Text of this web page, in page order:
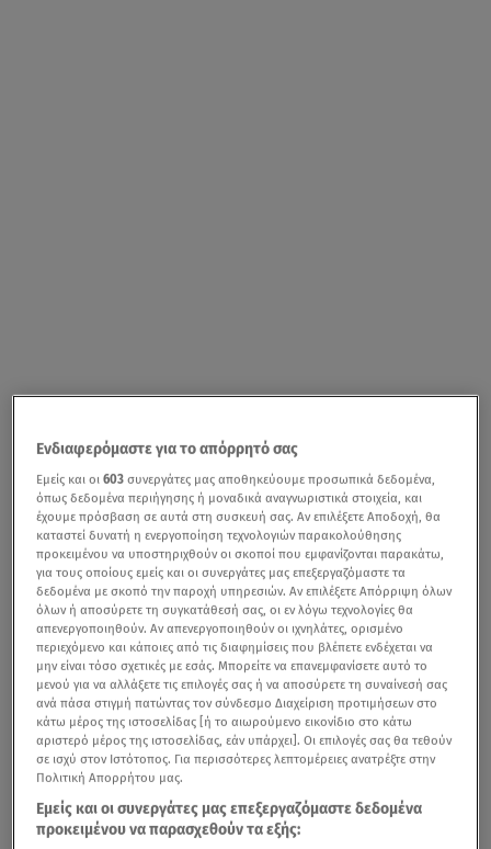
Ενδιαφερόμαστε για το απόρρητό σας
Εμείς και οι603 συνεργάτες μας αποθηκεύουμε προσωπικά δεδομένα,
όπως δεδομένα περιήγησης ή μοναδικά αναγνωριστικά στοιχεία, και
έχουμε πρόσβαση σε αυτά στη συσκευή σας. Αν επιλέξετε Αποδοχή, θα
καταστεί δυνατή η ενεργοποίηση τεχνολογιών παρακολούθησης
προκειμένου να υποστηριχθούν οι σκοποί που εμφανίζονται παρακάτω,
για τους οποίους εμείς και οι συνεργάτες μας επεξεργαζόμαστε τα
δεδομένα με σκοπό την παροχή υπηρεσιών. Αν επιλέξετε Απόρριψη όλων
όλων ή αποσύρετε τη συγκατάθεσή σας, οι εν λόγω τεχνολογίες θα
απενεργοποιηθούν. Αν απενεργοποιηθούν οι ιχνηλάτες, ορισμένο
περιεχόμενο και κάποιες από τις διαφημίσεις που βλέπετε ενδέχεται να
μην είναι τόσο σχετικές με εσάς. Μπορείτε να επανεμφανίσετε αυτό το
μενού για να αλλάξετε τις επιλογές σας ή να αποσύρετε τη συναίνεσή σας
ανά πάσα στιγμή πατώντας τον σύνδεσμο Διαχείριση προτιμήσεων στο
κάτω μέρος της ιστοσελίδας [ή το αιωρούμενο εικονίδιο στο κάτω
αριστερό μέρος της ιστοσελίδας, εάν υπάρχει]. Οι επιλογές σας θα τεθούν
σε ισχύ στον Ιστότοπος. Για περισσότερες λεπτομέρειες ανατρέξτε στην
Πολιτική Απορρήτου μας.
Εμείς και οι συνεργάτες μας επεξεργαζόμαστε δεδομένα
προκειμένου να παρασχεθούν τα εξής: